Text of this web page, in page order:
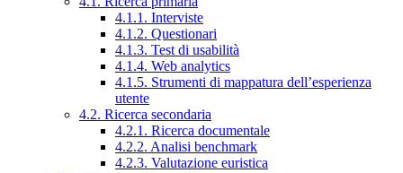
4.1.1. Interviste
4.1.2. Questionari
4.1.3. Test di usabilità
4.1.4. Web analytics
4.1.5. Strumenti di mappatura dell’esperienza
utente
4.2. Ricerca secondaria
4.2.1. Ricerca documentale
4.2.2. Analisi benchmark
4.2.3. Valutazione euristica